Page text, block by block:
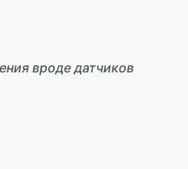
вроде датчиков